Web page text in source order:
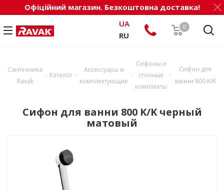
Офіційний магазин. Безкоштовна доставка!
0
UA
RU
Сантехника
Ravak
- Каталог -
Аксессуары и
комплектующие
-
Сифоны и
сточные
комплекты
-
Сифон для
ванни 800 K/K
Сифон для ванни 800 K/K черный
матовый